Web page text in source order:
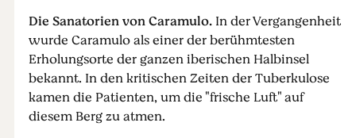
Die Sanatorien von Caramulo. In der Vergangenheit
wurde Caramulo als einer der berühmtesten
Erholungsorte der ganzen iberischen Halbinsel
bekannt. In den kritischen Zeiten der Tuberkulose
kamen die Patienten, um die "frische Luft" auf
diesem Berg zu atmen.